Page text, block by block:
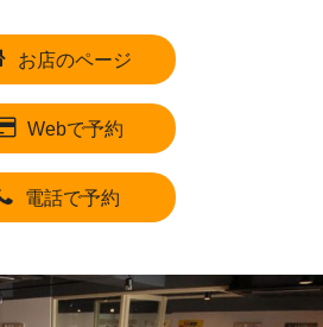
お店のページ
Webで予約
電話で予約